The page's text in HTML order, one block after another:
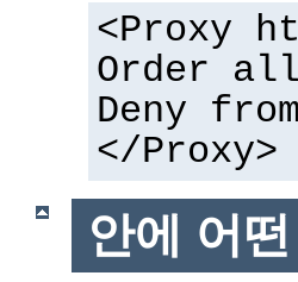
<Proxy
Order
Deny
</Proxy>
안에 어